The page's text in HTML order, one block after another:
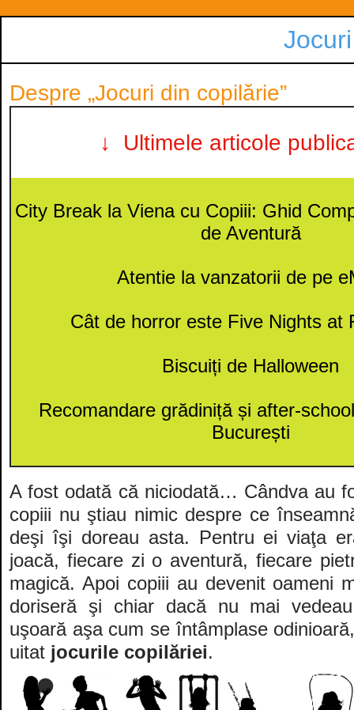
Despre „Jocuri din copilărie”
↓ Ultimele articole
City Break la Viena cu Copiii: Ghid
de Aventură
Atentie la vanzatorii de pe
Cât de horror este Five Nights at
Biscuiți de Halloween
Recomandare grădiniță și after-
București
A fost odată că niciodată… Cândva au
copiii nu ştiau nimic despre ce
deşi îşi doreau asta. Pentru ei viaţa
joacă, fiecare zi o aventură, fiecare
magică. Apoi copiii au devenit oameni
doriseră şi chiar dacă nu mai
uşoară aşa cum se întâmplase
uitat jocurile copilăriei.